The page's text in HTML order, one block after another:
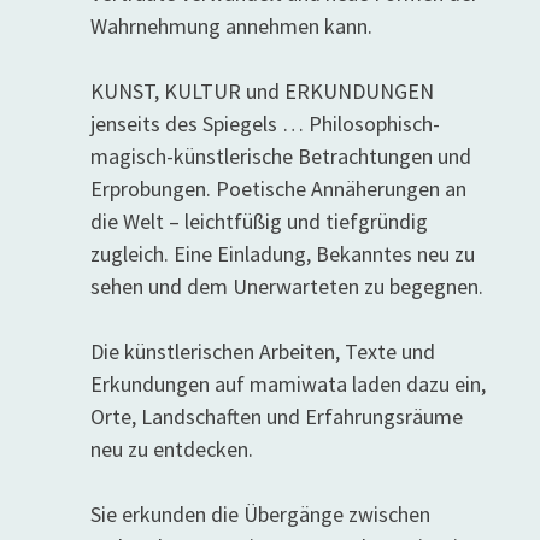
Wahrnehmung annehmen kann.
KUNST, KULTUR und ERKUNDUNGEN
jenseits des Spiegels … Philosophisch-
magisch-künstlerische Betrachtungen und
Erprobungen. Poetische Annäherungen an
die Welt – leichtfüßig und tiefgründig
zugleich. Eine Einladung, Bekanntes neu zu
sehen und dem Unerwarteten zu begegnen.
Die künstlerischen Arbeiten, Texte und
Erkundungen auf mamiwata laden dazu ein,
Orte, Landschaften und Erfahrungsräume
neu zu entdecken.
Sie erkunden die Übergänge zwischen